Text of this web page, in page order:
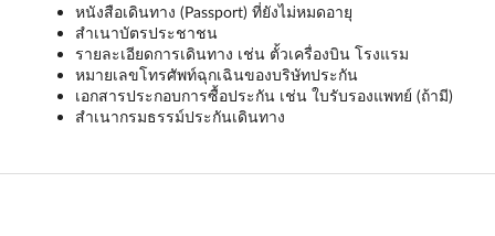
หนังสือเดินทาง (Passport) ที่ยังไม่หมดอายุ
สำเนาบัตรประชาชน
รายละเอียดการเดินทาง เช่น ตั้วเครื่องบิน โรงแรม
หมายเลขโทรศัพท์ฉุกเฉินของบริษัทประกัน
เอกสารประกอบการซื้อประกัน เช่น ใบรับรองแพทย์ (ถ้ามี)
สำเนากรมธรรม์ประกันเดินทาง